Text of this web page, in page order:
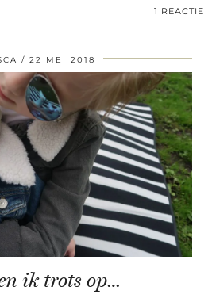
1 REACTIE
22 MEI 2018
ik trots op…